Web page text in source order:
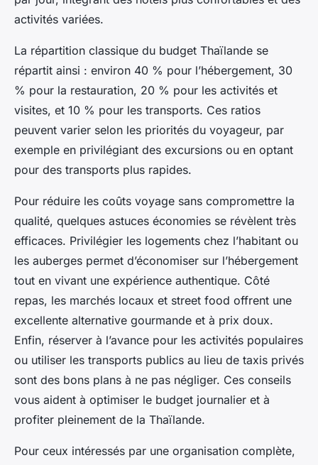
activités variées.
La répartition classique du budget Thaïlande se
répartit ainsi : environ 40 % pour l’hébergement, 30
% pour la restauration, 20 % pour les activités et
visites, et 10 % pour les transports. Ces ratios
peuvent varier selon les priorités du voyageur, par
exemple en privilégiant des excursions ou en optant
pour des transports plus rapides.
Pour réduire les coûts voyage sans compromettre la
qualité, quelques astuces économies se révèlent très
efficaces. Privilégier les logements chez l’habitant ou
les auberges permet d’économiser sur l’hébergement
tout en vivant une expérience authentique. Côté
repas, les marchés locaux et street food offrent une
excellente alternative gourmande et à prix doux.
Enfin, réserver à l’avance pour les activités populaires
ou utiliser les transports publics au lieu de taxis privés
sont des bons plans à ne pas négliger. Ces conseils
vous aident à optimiser le budget journalier et à
profiter pleinement de la Thaïlande.
Pour ceux intéressés par une organisation complète,